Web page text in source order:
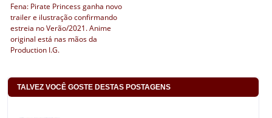
Fena: Pirate Princess ganha novo
trailer e ilustração confirmando
estreia no Verão/2021. Anime
original está nas mãos da
Production I.G.
TALVEZ VOCÊ GOSTE DESTAS POSTAGENS